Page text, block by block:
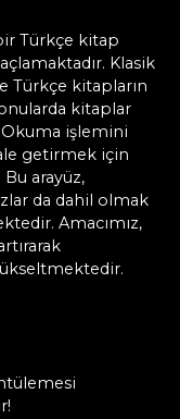
Türkçe kitap
Klasik
Türkçe kitapların
kitaplar
işlemini
getirmek için
arayüz,
da dahil olmak
Amacımız,